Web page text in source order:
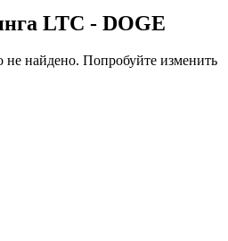
LTC - DOGE
найдено. Попробуйте изменить